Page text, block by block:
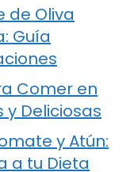
de Oliva
Guía
Comer en
y Deliciosas
y Atún:
a tu Dieta